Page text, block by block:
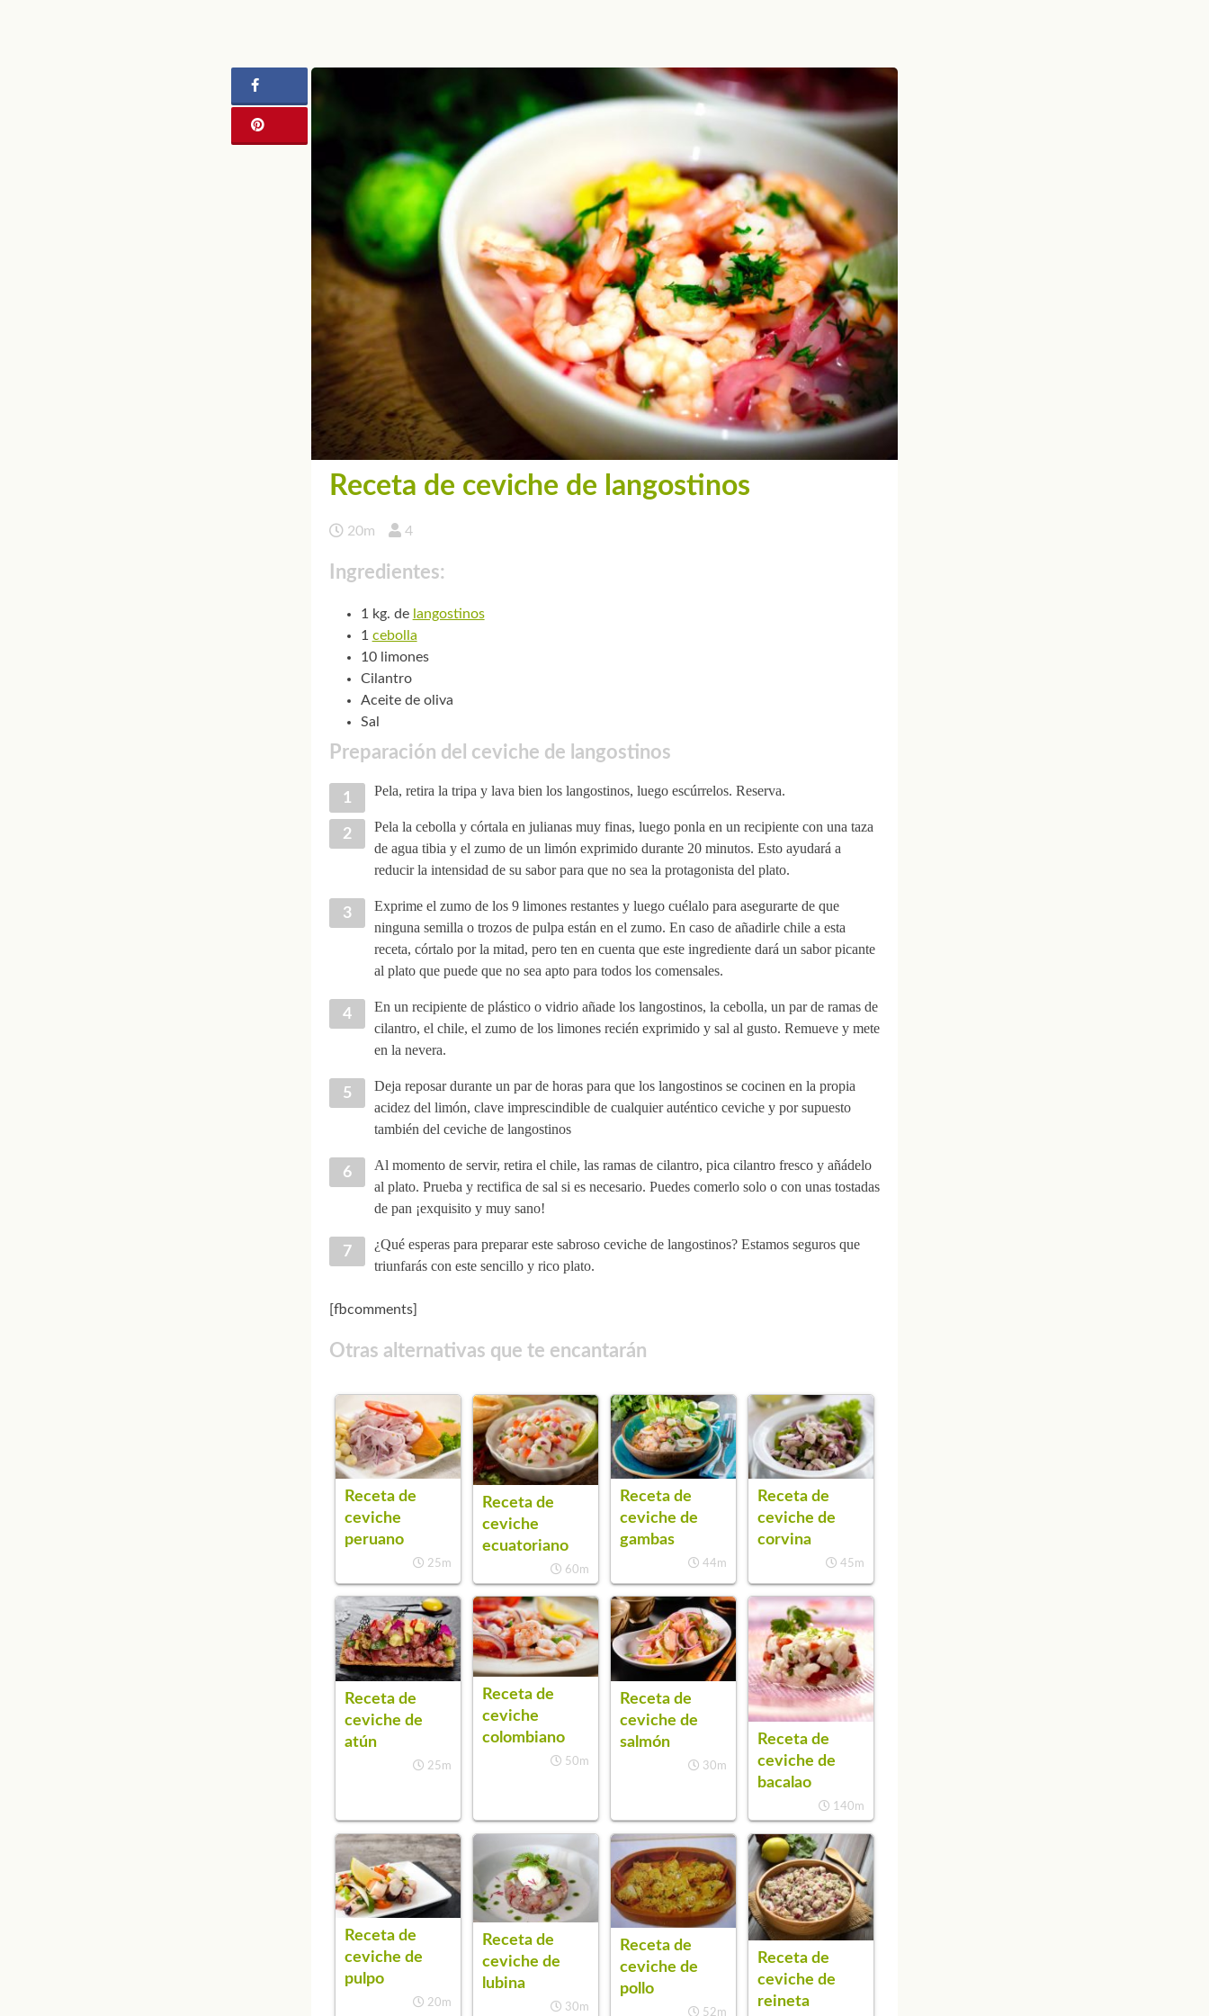
Receta de ceviche de langostinos
20m 4
Ingredientes:
1 kg. de langostinos
1 cebolla
10 limones
Cilantro
Aceite de oliva
Sal
Preparación del ceviche de langostinos
Pela, retira la tripa y lava bien los langostinos, luego escúrrelos. Reserva.
Pela la cebolla y córtala en julianas muy finas, luego ponla en un recipiente con una taza
de agua tibia y el zumo de un limón exprimido durante 20 minutos. Esto ayudará a
reducir la intensidad de su sabor para que no sea la protagonista del plato.
Exprime el zumo de los 9 limones restantes y luego cuélalo para asegurarte de que
ninguna semilla o trozos de pulpa están en el zumo. En caso de añadirle chile a esta
receta, córtalo por la mitad, pero ten en cuenta que este ingrediente dará un sabor picante
al plato que puede que no sea apto para todos los comensales.
En un recipiente de plástico o vidrio añade los langostinos, la cebolla, un par de ramas de
cilantro, el chile, el zumo de los limones recién exprimido y sal al gusto. Remueve y mete
en la nevera.
Deja reposar durante un par de horas para que los langostinos se cocinen en la propia
acidez del limón, clave imprescindible de cualquier auténtico ceviche y por supuesto
también del ceviche de langostinos
Al momento de servir, retira el chile, las ramas de cilantro, pica cilantro fresco y añádelo
al plato. Prueba y rectifica de sal si es necesario. Puedes comerlo solo o con unas tostadas
de pan ¡exquisito y muy sano!
¿Qué esperas para preparar este sabroso ceviche de langostinos? Estamos seguros que
triunfarás con este sencillo y rico plato.
[fbcomments]
Otras alternativas que te encantarán
Receta de
ceviche
peruano
25m
Receta de
ceviche
ecuatoriano
60m
Receta de
ceviche de
gambas
44m
Receta de
ceviche de
corvina
45m
Receta de
ceviche de
atún
25m
Receta de
ceviche
colombiano
50m
Receta de
ceviche de
salmón
30m
Receta de
ceviche de
bacalao
140m
Receta de
ceviche de
pulpo
20m
Receta de
ceviche de
lubina
30m
Receta de
ceviche de
pollo
52m
Receta de
ceviche de
reineta